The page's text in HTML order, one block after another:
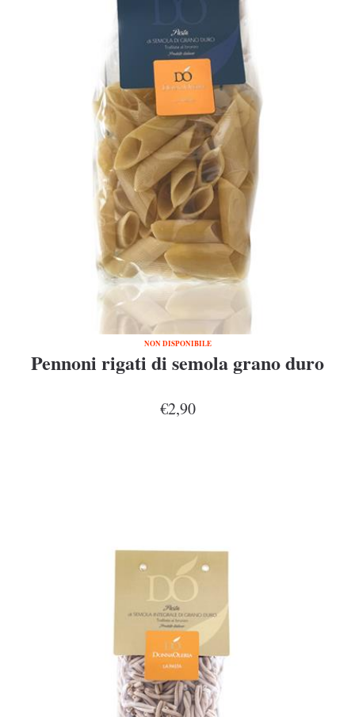
NON DISPONIBILE
Pennoni rigati di semola grano duro
€2,90